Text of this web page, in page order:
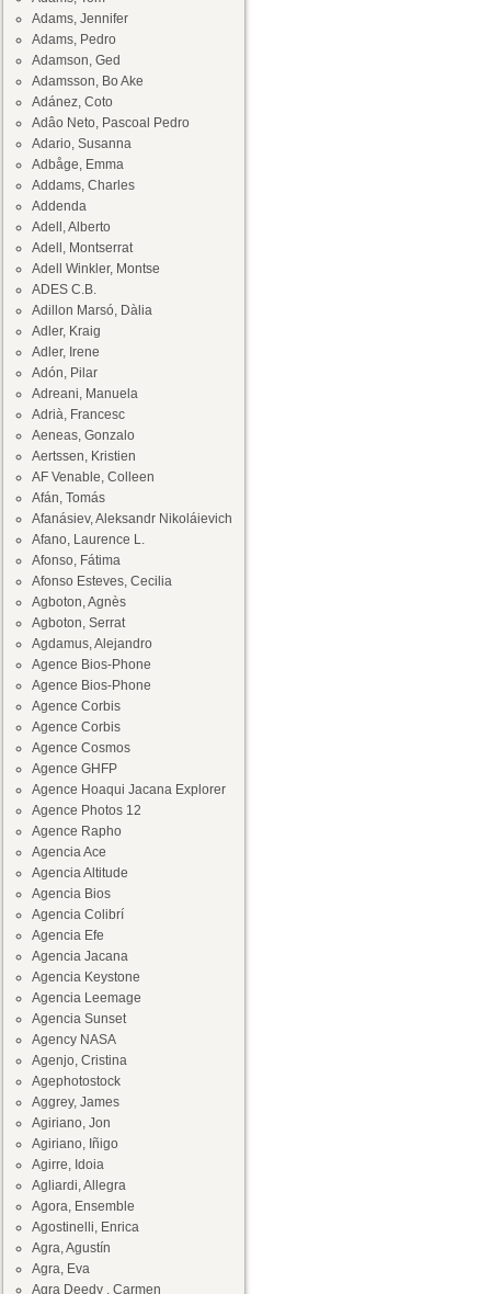
Adams, Jennifer
Adams, Pedro
Adamson, Ged
Adamsson, Bo Ake
Adánez, Coto
Adâo Neto, Pascoal Pedro
Adario, Susanna
Adbåge, Emma
Addams, Charles
Addenda
Adell, Alberto
Adell, Montserrat
Adell Winkler, Montse
ADES C.B.
Adillon Marsó, Dàlia
Adler, Kraig
Adler, Irene
Adón, Pilar
Adreani, Manuela
Adrià, Francesc
Aeneas, Gonzalo
Aertssen, Kristien
AF Venable, Colleen
Afán, Tomás
Afanásiev, Aleksandr Nikoláievich
Afano, Laurence L.
Afonso, Fátima
Afonso Esteves, Cecilia
Agboton, Agnès
Agboton, Serrat
Agdamus, Alejandro
Agence Bios-Phone
Agence Bios-Phone
Agence Corbis
Agence Corbis
Agence Cosmos
Agence GHFP
Agence Hoaqui Jacana Explorer
Agence Photos 12
Agence Rapho
Agencia Ace
Agencia Altitude
Agencia Bios
Agencia Colibrí
Agencia Efe
Agencia Jacana
Agencia Keystone
Agencia Leemage
Agencia Sunset
Agency NASA
Agenjo, Cristina
Agephotostock
Aggrey, James
Agiriano, Jon
Agiriano, Iñigo
Agirre, Idoia
Agliardi, Allegra
Agora, Ensemble
Agostinelli, Enrica
Agra, Agustín
Agra, Eva
Agra Deedy , Carmen